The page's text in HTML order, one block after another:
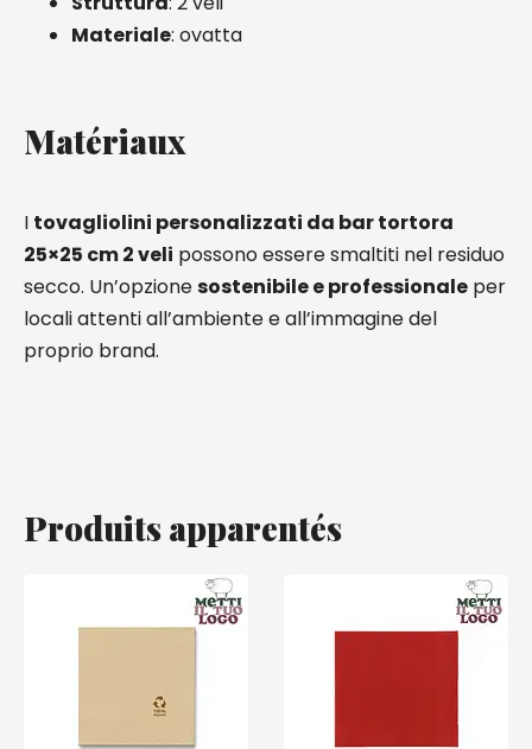
Materiale: ovatta
Matériaux
I tovagliolini personalizzati da bar tortora
25×25 cm 2 veli possono essere smaltiti nel residuo
secco. Un’opzionesostenibile e professionale per
locali attenti all’ambiente e all’immagine del
proprio brand.
Produits apparentés